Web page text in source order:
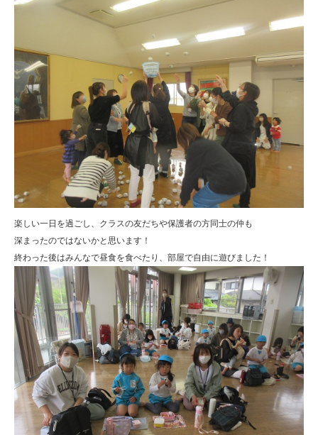
楽しい一日を過ごし、クラスの友だちや保護者の方同士の仲も
深まったのではないかと思います！
終わった後はみんなで昼食を食べたり、部屋で自由に遊びました！